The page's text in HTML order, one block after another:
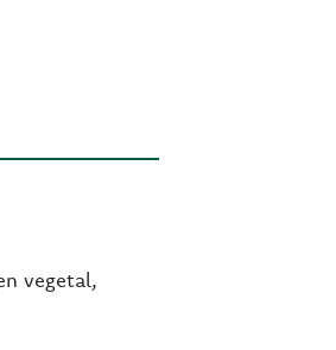
vegetal,